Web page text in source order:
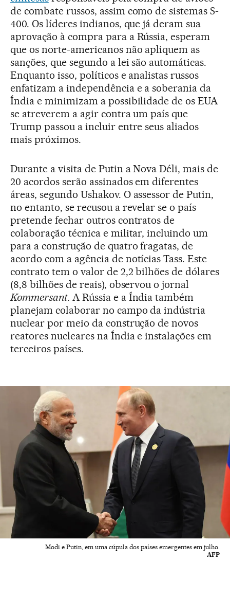
de combate russos, assim como de sistemas S-
400. Os líderes indianos, que já deram sua
aprovação à compra para a Rússia, esperam
que os norte-americanos não apliquem as
sanções, que segundo a lei são automáticas.
Enquanto isso, políticos e analistas russos
enfatizam a independência e a soberania da
Índia e minimizam a possibilidade de os EUA
se atreverem a agir contra um país que
Trump passou a incluir entre seus aliados
mais próximos.
Durante a visita de Putin a Nova Déli, mais de
20 acordos serão assinados em diferentes
áreas, segundo Ushakov. O assessor de Putin,
no entanto, se recusou a revelar se o país
pretende fechar outros contratos de
colaboração técnica e militar, incluindo um
para a construção de quatro fragatas, de
acordo com a agência de notícias Tass. Este
contrato tem o valor de 2,2 bilhões de dólares
(8,8 bilhões de reais), observou o jornal
Kommersant. A Rússia e a Índia também
planejam colaborar no campo da indústria
nuclear por meio da construção de novos
reatores nucleares na Índia e instalações em
terceiros países.
Modi e Putin, em uma cúpula dos países emergentes em julho.
AFP